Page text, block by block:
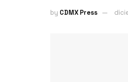
by CDMX Press